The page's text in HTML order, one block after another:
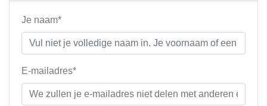
Je naam*
E-mailadres*